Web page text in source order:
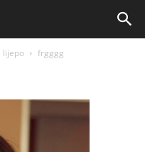
lijepo frgggg